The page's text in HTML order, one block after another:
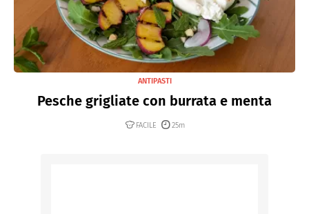
ANTIPASTI
Pesche grigliate con burrata e menta
FACILE 25m